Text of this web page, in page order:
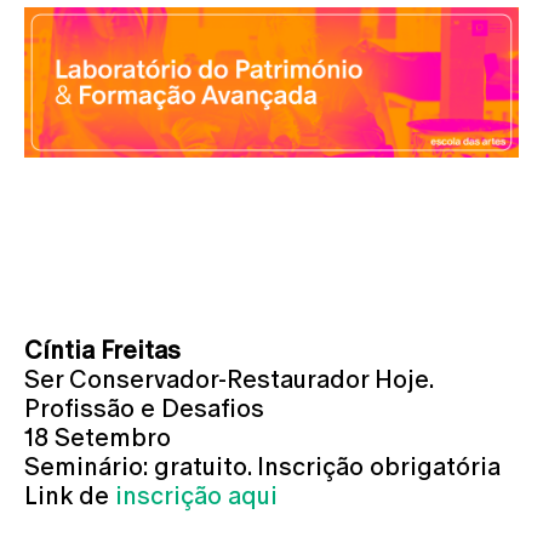
Cíntia Freitas
Ser Conservador-Restaurador Hoje.
Profissão e Desafios
18 Setembro
Seminário: gratuito. Inscrição obrigatória
Link de inscrição aqui